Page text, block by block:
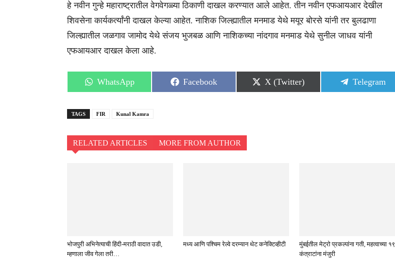
हे नवीन गुन्हे महाराष्ट्रातील वेगवेगळ्या ठिकाणी दाखल करण्यात आले आहेत. तीन नवीन एफआयआर देखील
शिवसेना कार्यकर्त्यांनी दाखल केल्या आहेत. नाशिक जिल्ह्यातील मनमाड येथे मयूर बोरसे यांनी तर बुलढाणा
जिल्ह्यातील जळगाव जामोद येथे संजय भुजबळ आणि नाशिकच्या नांदगाव मनमाड येथे सुनील जाधव यांनी
एफआयआर दाखल केला आहे.
Share
on
WhatsApp
Share
on
Facebook
Share
on
X (Twitter)
Share
on
Telegram
TAGS FIR Kunal Kamra
RELATED ARTICLES MORE FROM AUTHOR
भोजपुरी अभिनेत्याची हिंदी-मराठी वादात उडी,
म्हणाला जीव गेला तरी…
मध्य आणि पश्चिम रेल्वे दरम्यान थेट कनेक्टिव्हीटी
मुंबईतील मेट्रो प्रकल्पांना गती, महत्वाच्या १९
कंत्राटांना मंजुरी